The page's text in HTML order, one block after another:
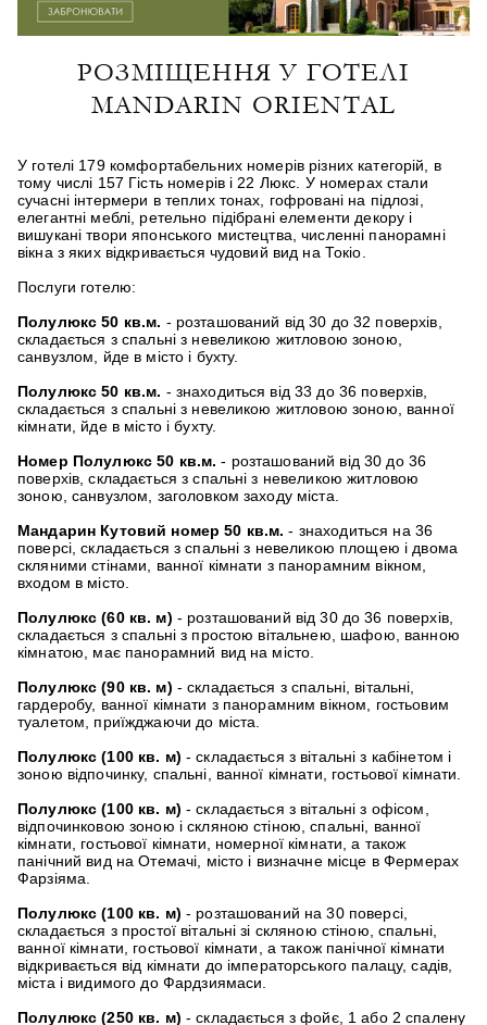
РОЗМІЩЕННЯ У ГОТЕЛІ
MANDARIN ORIENTAL
У готелі 179 комфортабельних номерів різних категорій, в
тому числі 157 Гість номерів і 22 Люкс. У номерах стали
сучасні інтермери в теплих тонах, гофровані на підлозі,
елегантні меблі, ретельно підібрані елементи декору і
вишукані твори японського мистецтва, численні панорамні
вікна з яких відкривається чудовий вид на Токіо.
Послуги готелю:
Полулюкс50 кв.м. - розташований від 30 до 32 поверхів,
складається з спальні з невеликою житловою зоною,
санвузлом, йде в місто і бухту.
Полулюкс 50 кв.м. - знаходиться від 33 до 36 поверхів,
складається з спальні з невеликою житловою зоною, ванної
кімнати, йде в місто і бухту.
Номер Полулюкс50 кв.м.- розташований від 30 до 36
поверхів, складається з спальні з невеликою житловою
зоною, санвузлом, заголовком заходу міста.
Мандарин Кутовий номер 50 кв.м. - знаходиться на 36
поверсі, складається з спальні з невеликою площею і двома
скляними стінами, ванної кімнати з панорамним вікном,
входом в місто.
Полулюкс (60 кв. м) - розташований від 30 до 36 поверхів,
складається з спальні з простою вітальнею, шафою, ванною
кімнатою, має панорамний вид на місто.
Полулюкс (90 кв. м) - складається з спальні, вітальні,
гардеробу, ванної кімнати з панорамним вікном, гостьовим
туалетом, приїжджаючи до міста.
Полулюкс (100 кв. м) - складається з вітальні з кабінетом і
зоною відпочинку, спальні, ванної кімнати, гостьової кімнати.
Полулюкс(100 кв. м) - складається з вітальні з офісом,
відпочинковою зоною і скляною стіною, спальні, ванної
кімнати, гостьової кімнати, номерної кімнати, а також
панічний вид на Отемачі, місто і визначне місце в Фермерах
Фарзіяма.
Полулюкс (100 кв. м) - розташований на 30 поверсі,
складається з простої вітальні зі скляною стіною, спальні,
ванної кімнати, гостьової кімнати, а також панічної кімнати
відкривається від кімнати до імператорського палацу, садів,
міста і видимого до Фардзиямаси.
Полулюкс(250 кв. м) - складається з фойє, 1 або 2 спалену